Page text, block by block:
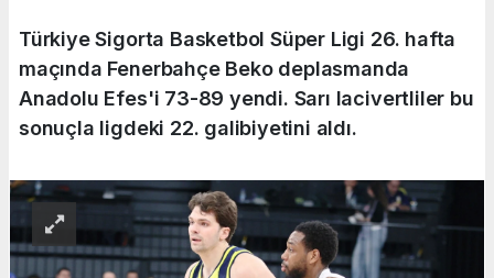
Türkiye Sigorta Basketbol Süper Ligi 26. hafta
maçında Fenerbahçe Beko deplasmanda
Anadolu Efes'i 73-89 yendi. Sarı lacivertliler bu
sonuçla ligdeki 22. galibiyetini aldı.